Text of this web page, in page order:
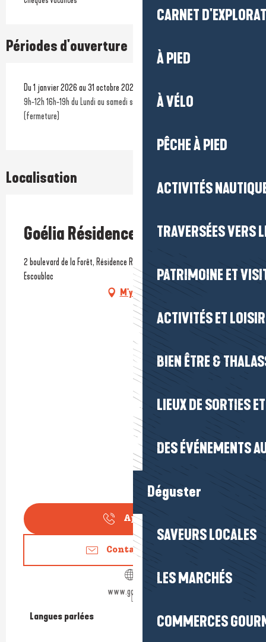
CARNET
À PIED
À VÉLO
PÊCHE À PIED
ACTIVITÉS
TRAVERSÉES VERS
PATRIMOINE ET
ACTIVITÉS ET
BIEN ÊTRE &
LIEUX DE SORTIES
DES ÉVÉNEMENTS
Déguster
SAVEURS LOCALES
LES MARCHÉS
COMMERCES
Périodes d'ouverture
Du 1 janvier 2026 au 31 octobre 2026 - Fermé le mercredi, le dimanche
9h-12h 16h-19h du Lundi au samedi sauf mercredi et dimanche
(fermeture)
Localisation
Goélia Résidence Royal Park
Prestataire engagé dans une démarche environnementale
2 boulevard de la Forêt, Résidence Royal Park, 44500 La Baule-
Escoublac
M'y rendre
Appeler
Contactez-nous
www.goelia.com
Langues parlées
Langues parlées